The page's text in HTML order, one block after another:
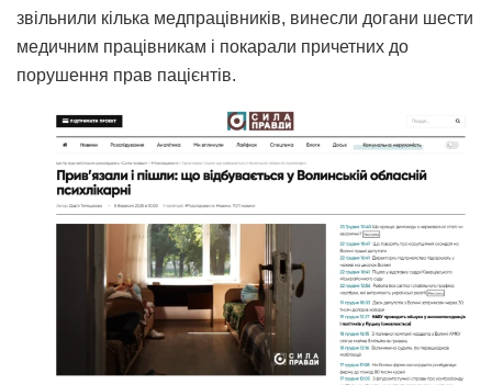
звільнили кілька медпрацівників, винесли догани шести
медичним працівникам і покарали причетних до
порушення прав пацієнтів.